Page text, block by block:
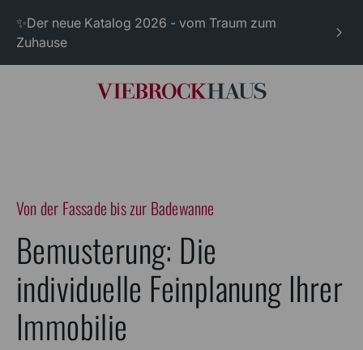
✨Der neue Katalog 2026 - vom Traum zum
Zuhause
Von der Fassade bis zur Badewanne
Bemusterung: Die
individuelle Feinplanung Ihrer
Immobilie